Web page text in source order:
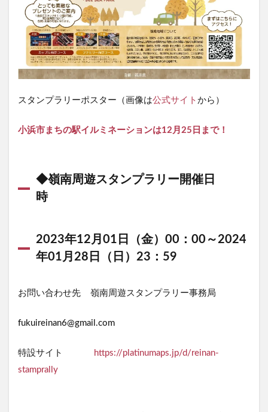
タン
プラ
リー
の参
加方
法
◆賞
方法
スタンプラリーポスター（画像は公式サイト から）
小浜市まちの駅イルミネーションは12月25日まで！
◆嶺南周遊スタンプラリー開催日
時
2023年12月01日（金）00：00～2024
年01月28日（日）23：59
お問い合わせ先 嶺南周遊スタンプラリー事務局
fukuireinan6@gmail.com
特設サイト
https://platinumaps.jp/d/reinan-
stamprally